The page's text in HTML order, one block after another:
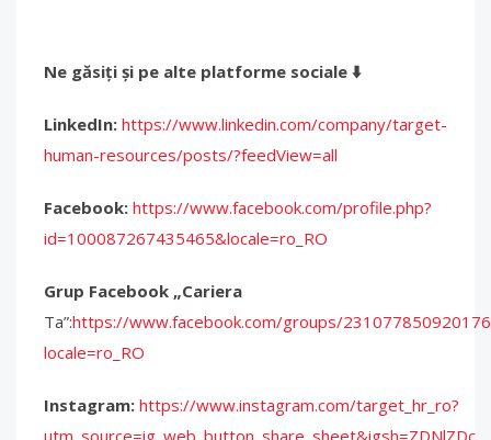
Ne găsiți și pe alte platforme sociale ⬇
LinkedIn: https://www.linkedin.com/company/target-
human-resources/posts/?feedView=all
Facebook: https://www.facebook.com/profile.php?
id=100087267435465&locale=ro_RO
Grup Facebook „Cariera
Ta”:https://www.facebook.com/groups/
locale=ro_RO
Instagram: https://www.instagram.com/target_hr_ro?
utm_source=ig_web_button_share_sheet&igsh=ZDNlZDc